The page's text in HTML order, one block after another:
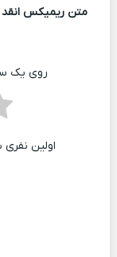
متن ریمیکس انقد
روی یک
اولین